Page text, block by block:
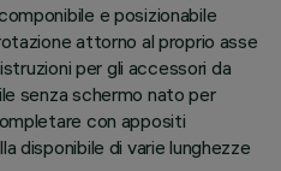
e posizionabile
attorno al proprio asse
per gli accessori da
senza schermo nato per
con appositi
disponibile di varie lunghezze